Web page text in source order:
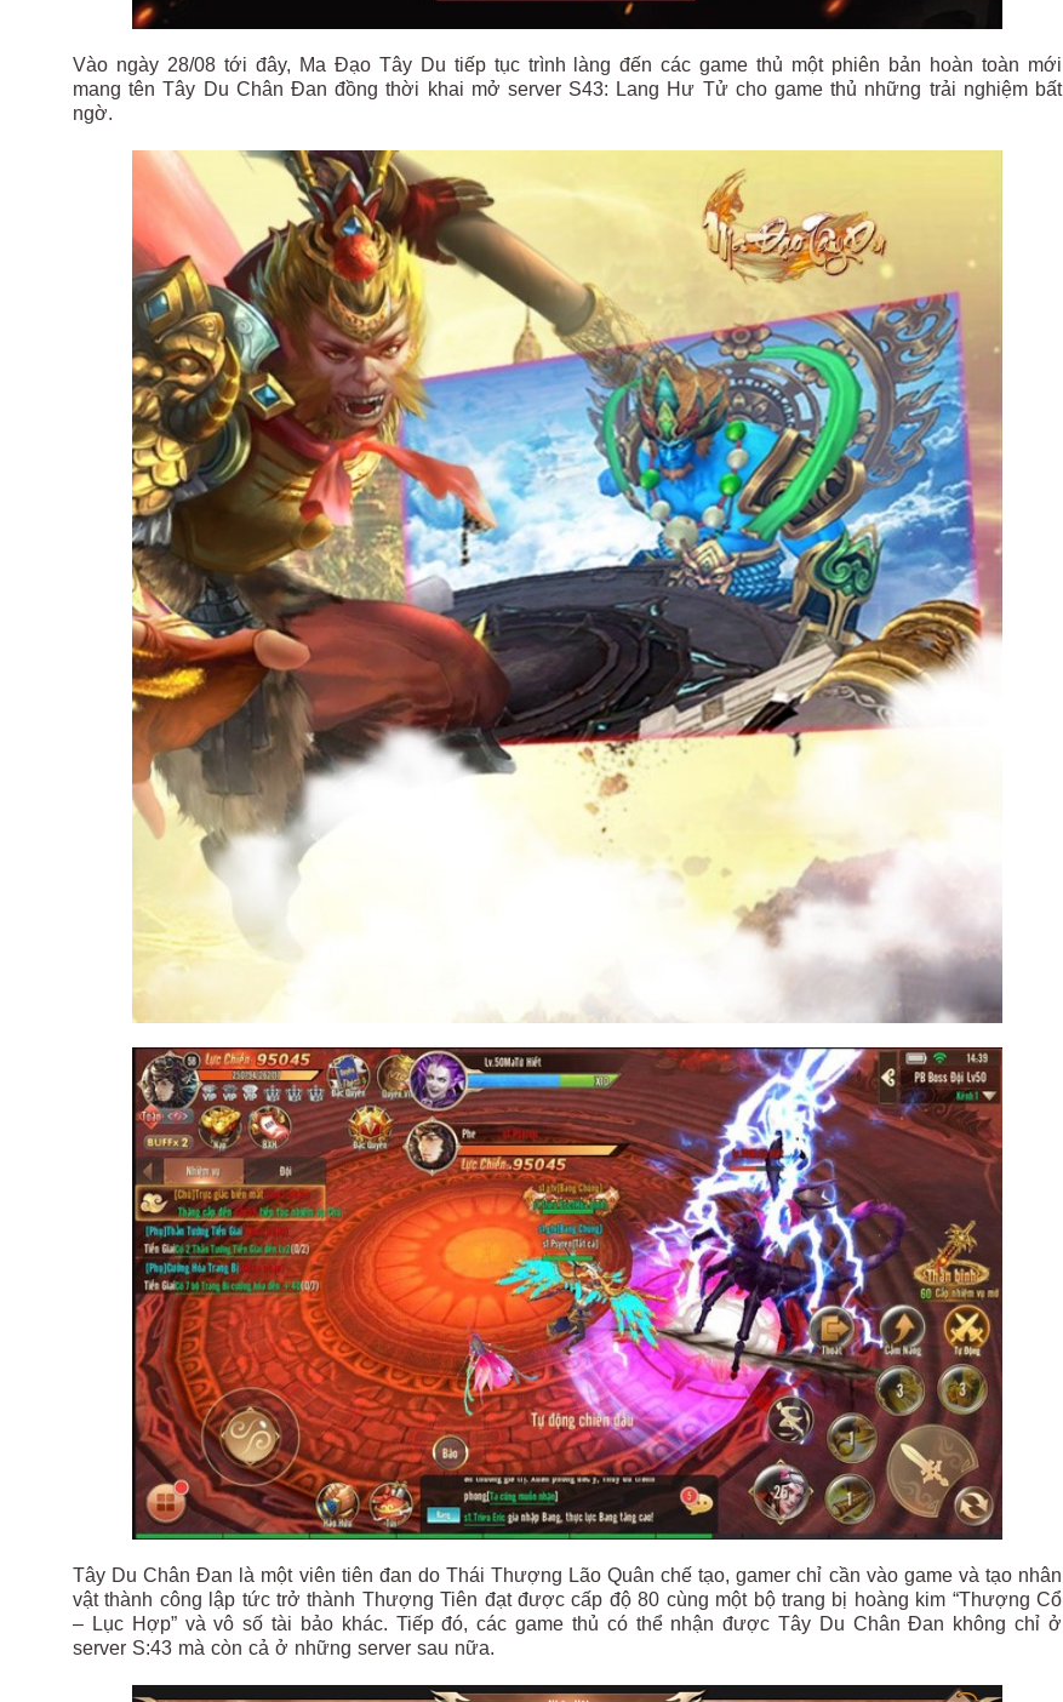
Vào ngày 28/08 tới đây, Ma Đạo Tây Du tiếp tục trình làng đến các game thủ một phiên bản hoàn toàn mới
mang tên Tây Du Chân Đan đồng thời khai mở server S43: Lang Hư Tử cho game thủ những trải nghiệm bất
ngờ.
Tây Du Chân Đan là một viên tiên đan do Thái Thượng Lão Quân chế tạo, gamer chỉ cần vào game và tạo nhân
vật thành công lập tức trở thành Thượng Tiên đạt được cấp độ 80 cùng một bộ trang bị hoàng kim “Thượng Cổ
– Lục Hợp” và vô số tài bảo khác. Tiếp đó, các game thủ có thể nhận được Tây Du Chân Đan không chỉ ở
server S:43 mà còn cả ở những server sau nữa.